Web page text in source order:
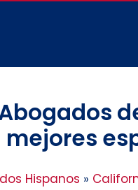
mejores
Hispanos »